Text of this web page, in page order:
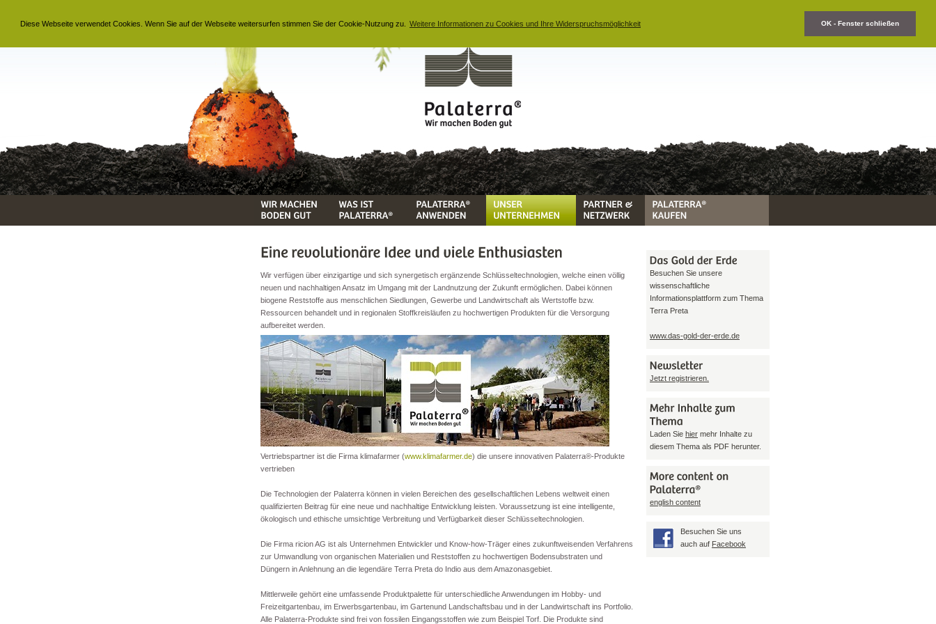
Diese Webseite verwendet Cookies. Wenn Sie auf der Webseite weitersurfen stimmen Sie der Cookie-Nutzung zu. Weitere Informationen zu Cookies und Ihre Widerspruchsmöglichkeit OK - Fenster schließen
Wir verfügen über einzigartige und sich synergetisch ergänzende Schlüsseltechnologien, welche einen völlig
neuen und nachhaltigen Ansatz im Umgang mit der Landnutzung der Zukunft ermöglichen. Dabei können
biogene Reststoffe aus menschlichen Siedlungen, Gewerbe und Landwirtschaft als Wertstoffe bzw.
Ressourcen behandelt und in regionalen Stoffkreisläufen zu hochwertigen Produkten für die Versorgung
aufbereitet werden.
Vertriebspartner ist die Firma klimafarmer (www.klimafarmer.de) die unsere innovativen Palaterra®-Produkte
vertrieben
Die Technologien der Palaterra können in vielen Bereichen des gesellschaftlichen Lebens weltweit einen
qualifizierten Beitrag für eine neue und nachhaltige Entwicklung leisten. Voraussetzung ist eine intelligente,
ökologisch und ethische umsichtige Verbreitung und Verfügbarkeit dieser Schlüsseltechnologien.
Die Firma ricion AG ist als Unternehmen Entwickler und Know-how-Träger eines zukunftweisenden Verfahrens
zur Umwandlung von organischen Materialien und Reststoffen zu hochwertigen Bodensubstraten und
Düngern in Anlehnung an die legendäre Terra Preta do Indio aus dem Amazonasgebiet.
Mittlerweile gehört eine umfassende Produktpalette für unterschiedliche Anwendungen im Hobby- und
Freizeitgartenbau, im Erwerbsgartenbau, im Gartenund Landschaftsbau und in der Landwirtschaft ins Portfolio.
Alle Palaterra-Produkte sind frei von fossilen Eingangsstoffen wie zum Beispiel Torf. Die Produkte sind
Besuchen Sie unsere
wissenschaftliche
Informationsplattform zum Thema
Terra Preta
www.das-gold-der-erde.de
Jetzt registrieren.
Laden Sie hier mehr Inhalte zu
diesem Thema als PDF herunter.
english content
Besuchen Sie uns
auch auf Facebook